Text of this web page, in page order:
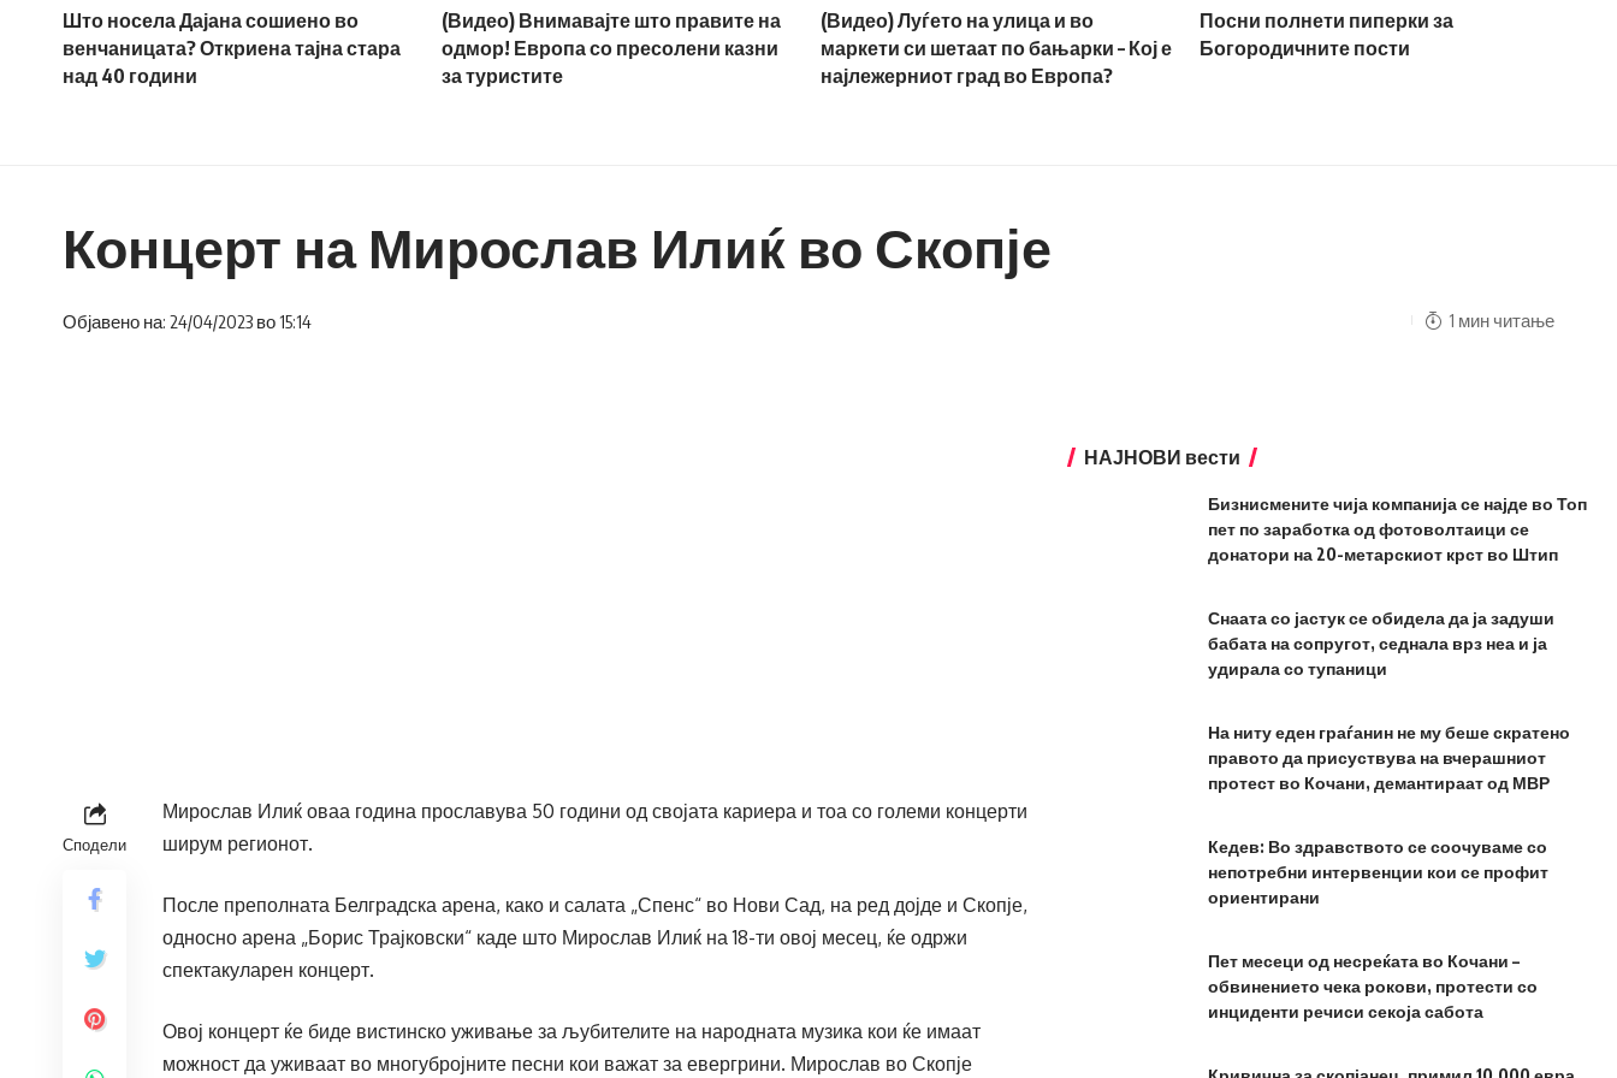
Што носела Дајана сошиено во
венчаницата? Откриена тајна стара
над 40 години
(Видео) Внимавајте што правите на
одмор! Европа со пресолени казни
за туристите
(Видео) Луѓето на улица и во
маркети си шетаат по бањарки – Кој е
најлежерниот град во Европа?
Посни полнети пиперки за
Богородичните пости
Концерт на Мирослав Илиќ во Скопје
Објавено на: 24/04/2023 во 15:14 1 мин читање
Сподели
Мирослав Илиќ оваа година прославува 50 години од својата кариера и тоа со големи концерти
ширум регионот.
После преполната Белградска арена, како и салата „Спенс“ во Нови Сад, на ред дојде и Скопје,
односно арена „Борис Трајковски“ каде што Мирослав Илиќ на 18-ти овој месец, ќе одржи
спектакуларен концерт.
Овој концерт ќе биде вистинско уживање за љубителите на народната музика кои ќе имаат
можност да уживаат во многубројните песни кои важат за евергрини. Мирослав во Скопје
НАЈНОВИ вести
Бизнисмените чија компанија се најде во Топ
пет по заработка од фотоволтаици се
донатори на 20-метарскиот крст во Штип
Снаата со јастук се обидела да ја задуши
бабата на сопругот, седнала врз неа и ја
удирала со тупаници
На ниту еден граѓанин не му беше скратено
правото да присуствува на вчерашниот
протест во Кочани, демантираат од МВР
Кедев: Во здравството се соочуваме со
непотребни интервенции кои се профит
ориентирани
Пет месеци од несреќата во Кочани –
обвинението чека рокови, протести со
инциденти речиси секоја сабота